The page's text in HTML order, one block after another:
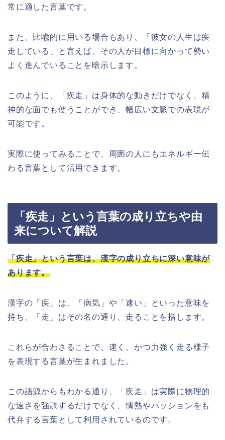
常に適した言葉です。
また、比喩的に用いる場合もあり、「彼女の人生は疾
走している」と言えば、その人が目標に向かって勢い
よく進んでいることを暗示します。
このように、「疾走」は身体的な動きだけでなく、精
神的な面でも使うことができ、幅広い文脈での表現が
可能です。
実際に使ってみることで、周囲の人にもエネルギー伝
わる言葉として活用できます。
「疾走」という言葉の成り立ちや由
来について解説
「疾走」という言葉は、漢字の成り立ちに深い意味が
あります。
漢字の「疾」は、「病気」や「速い」といった意味を
持ち、「走」はその名の通り、走ることを指します。
これらが合わさることで、速く、かつ力強く走る様子
を表現する言葉が生まれました。
この語源からもわかる通り、「疾走」は実際に物理的
な速さを強調するだけでなく、情熱やパッションをも
代弁する言葉として利用されているのです。